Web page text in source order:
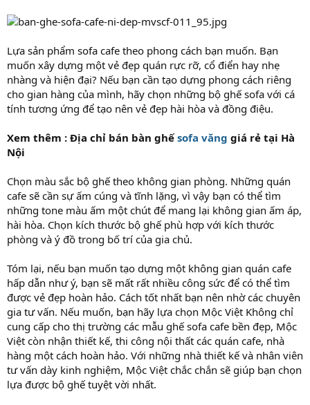
Lựa sản phẩm sofa cafe theo phong cách bạn muốn. Bạn
muốn xây dựng một vẻ đẹp quán rực rỡ, cổ điển hay nhẹ
nhàng và hiện đại? Nếu bạn cần tạo dựng phong cách riêng
cho gian hàng của mình, hãy chọn những bộ ghế sofa với cá
tính tương ứng để tạo nên vẻ đẹp hài hòa và đồng điệu.
Xem thêm : Địa chỉ bán bàn ghếsofa văng giá rẻ tại Hà
Nội
Chọn màu sắc bộ ghế theo không gian phòng. Những quán
cafe sẽ cần sự ấm cúng và tĩnh lặng, vì vậy bạn có thể tìm
những tone màu ấm một chút để mang lại không gian ấm áp,
hài hòa. Chọn kích thước bộ ghế phù hợp với kích thước
phòng và ý đồ trong bố trí của gia chủ.
Tóm lại, nếu bạn muốn tạo dựng một không gian quán cafe
hấp dẫn như ý, bạn sẽ mất rất nhiều công sức để có thể tìm
được vẻ đẹp hoàn hảo. Cách tốt nhất bạn nên nhờ các chuyên
gia tư vấn. Nếu muốn, bạn hãy lựa chọn Mộc Việt Không chỉ
cung cấp cho thị trường các mẫu ghế sofa cafe bền đẹp, Mộc
Việt còn nhận thiết kế, thi công nội thất các quán cafe, nhà
hàng một cách hoàn hảo. Với những nhà thiết kế và nhân viên
tư vấn dày kinh nghiệm, Mộc Việt chắc chắn sẽ giúp bạn chọn
lựa được bộ ghế tuyệt vời nhất.